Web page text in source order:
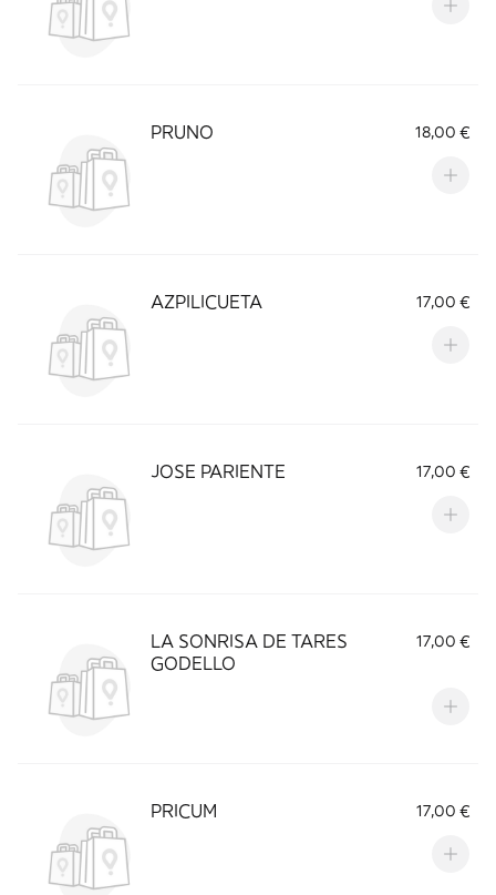
PRUNO 18,00 €
AZPILICUETA 17,00 €
JOSE PARIENTE 17,00 €
LA SONRISA DE TARES
GODELLO
17,00 €
PRICUM 17,00 €